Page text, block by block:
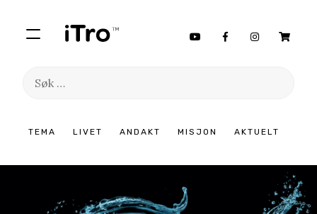
TEMA LIVET ANDAKT MISJON AKTUELT
Søk
innhold